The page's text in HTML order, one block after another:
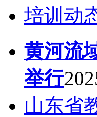
培训动
黄河流
举行
山东省